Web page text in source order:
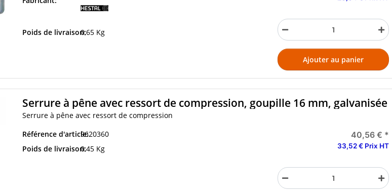
Poids de livraison:0,65 Kg
Ajouter au panier
Serrure à pêne avec ressort de compression, goupille 16 mm, galvanisée
Serrure à pêne avec ressort de compression
Référence d'article:9620360
Poids de livraison:0,45 Kg
40,56 € *
33,52 € Prix HT